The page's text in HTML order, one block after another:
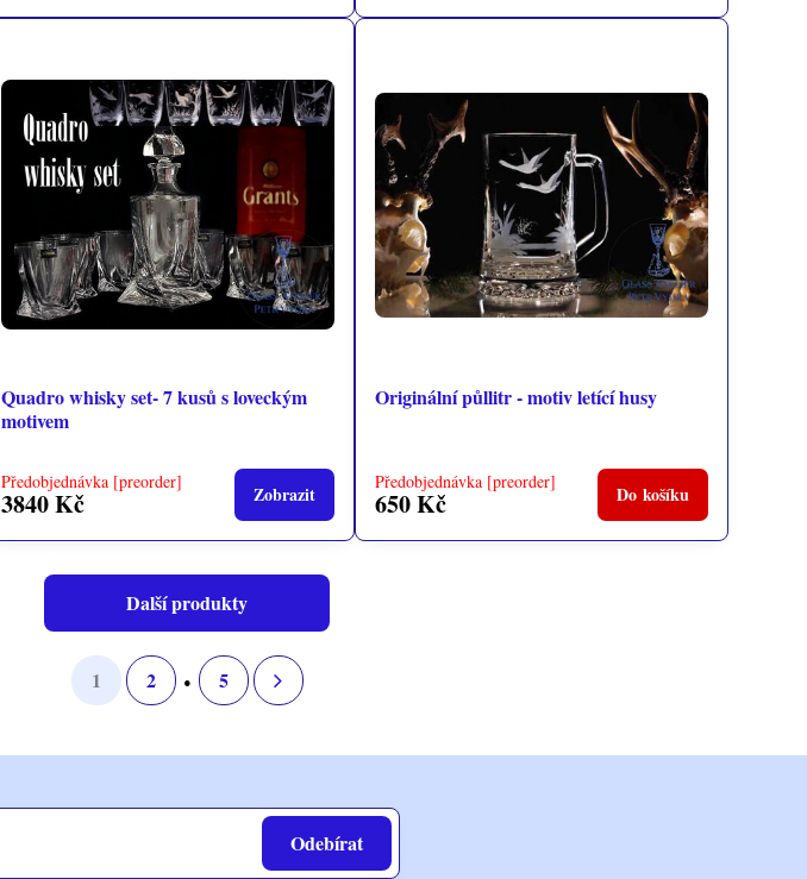
Quadro whisky set- 7 kusů s loveckým
motivem
Předobjednávka [preorder]
3840 Kč Zobrazit
Originální půllitr - motiv letící husy
Předobjednávka [preorder]
650 Kč Do košíku
Další produkty
1 2 5
Odebírat